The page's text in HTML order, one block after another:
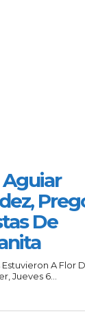
De
A Flor
Jueves 6...